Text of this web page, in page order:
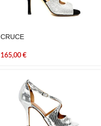
CRUCE
165,00 €